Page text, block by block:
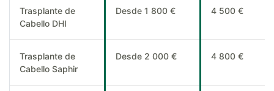
Trasplante de
Cabello DHI
Desde 1 800 € 4 500 €
Trasplante de
Cabello Saphir
Desde 2 000 € 4 800 €